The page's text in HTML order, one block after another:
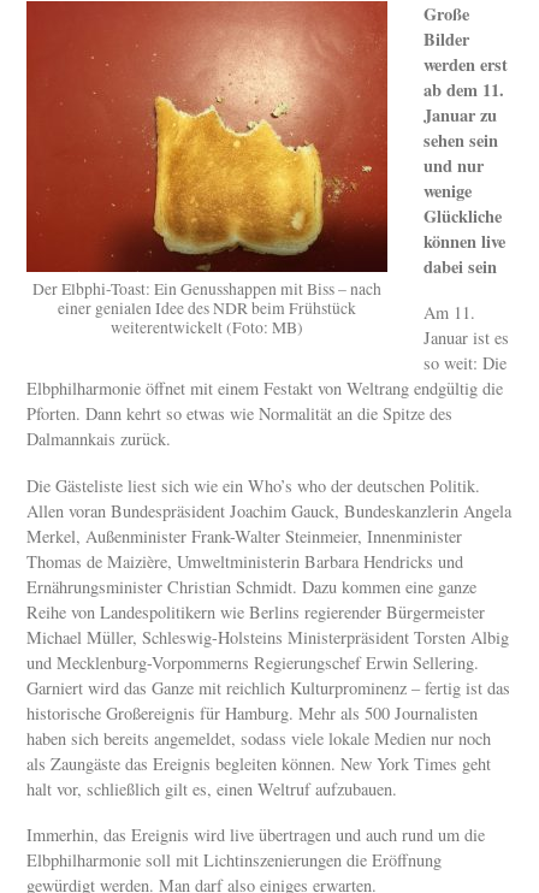
Der Elbphi-Toast: Ein Genusshappen mit Biss – nach
einer genialen Idee des NDR beim Frühstück
weiterentwickelt (Foto: MB)
Große
Bilder
werden erst
ab dem 11.
Januar zu
sehen sein
und nur
wenige
Glückliche
können live
dabei sein
Am 11.
Januar ist es
so weit: Die
Elbphilharmonie öffnet mit einem Festakt von Weltrang endgültig die
Pforten. Dann kehrt so etwas wie Normalität an die Spitze des
Dalmannkais zurück.
Die Gästeliste liest sich wie ein Who’s who der deutschen Politik.
Allen voran Bundespräsident Joachim Gauck, Bundeskanzlerin Angela
Merkel, Außenminister Frank-Walter Steinmeier, Innenminister
Thomas de Maizière, Umweltministerin Barbara Hendricks und
Ernährungsminister Christian Schmidt. Dazu kommen eine ganze
Reihe von Landespolitikern wie Berlins regierender Bürgermeister
Michael Müller, Schleswig-Holsteins Ministerpräsident Torsten Albig
und Mecklenburg-Vorpommerns Regierungschef Erwin Sellering.
Garniert wird das Ganze mit reichlich Kulturprominenz – fertig ist das
historische Großereignis für Hamburg. Mehr als 500 Journalisten
haben sich bereits angemeldet, sodass viele lokale Medien nur noch
als Zaungäste das Ereignis begleiten können. New York Times geht
halt vor, schließlich gilt es, einen Weltruf aufzubauen.
Immerhin, das Ereignis wird live übertragen und auch rund um die
Elbphilharmonie soll mit Lichtinszenierungen die Eröffnung
gewürdigt werden. Man darf also einiges erwarten.